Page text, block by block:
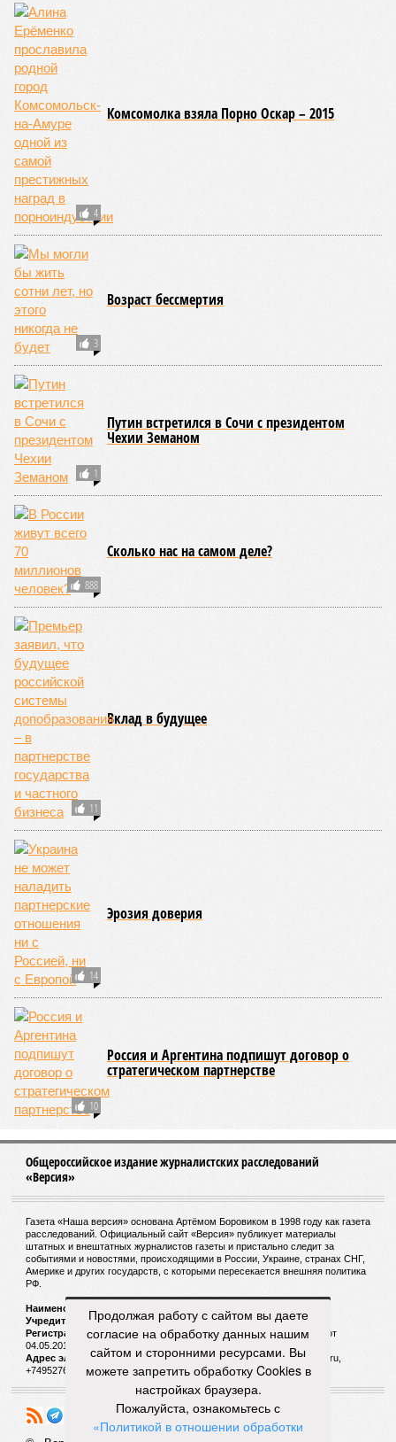
4
Комсомолка взяла Порно Оскар – 2015
3
Возраст бессмертия
1
Путин встретился в Сочи с президентом
Чехии Земаном
888
Сколько нас на самом деле?
11
Вклад в будущее
14
Эрозия доверия
10
Россия и Аргентина подпишут договор о
стратегическом партнерстве
Общероссийское издание журналистских расследований
«Версия»
Газета «Наша версия» основана Артёмом Боровиком в 1998 году как газета
расследований. Официальный сайт «Версия» публикует материалы
штатных и внештатных журналистов газеты и пристально следит за
событиями и новостями, происходящими в России, Украине, странах СНГ,
Америке и других государств, с которыми пересекается внешняя политика
РФ.
Наименование:
Учредитель:
ООО «Версия»,Главный редактор:Горевой Р. Г.
Регистрационный номер Роскомнадзора:ЭЛ № ФС 77 - 72681 от
04.05.2018 г.
Адрес электронной почты и телефон редакции:versia@versia.ru,
+74952760348
Продолжая работу с сайтом вы даете
согласие на обработку данных нашим
сайтом и сторонними ресурсами. Вы
можете запретить обработку Cookies в
настройках браузера.
Пожалуйста, ознакомьтесь с
«Политикой в отношении обработки